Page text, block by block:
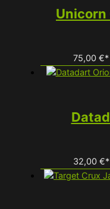
Unicorn
75,00 €*
32,00 €*